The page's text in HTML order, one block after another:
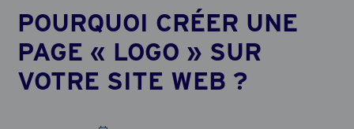
POURQUOI CRÉER UNE
PAGE « LOGO » SUR
VOTRE SITE WEB ?